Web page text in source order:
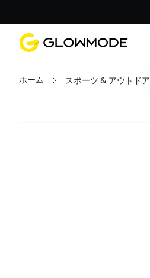
ホーム スポーツ & アウトドア